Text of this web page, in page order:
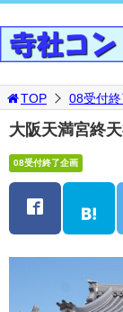
TOP 08受付
大阪天満宮終
08受付終了企画